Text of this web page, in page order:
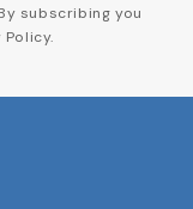
subscribing you